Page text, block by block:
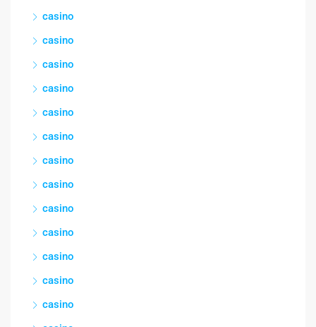
casino
casino
casino
casino
casino
casino
casino
casino
casino
casino
casino
casino
casino